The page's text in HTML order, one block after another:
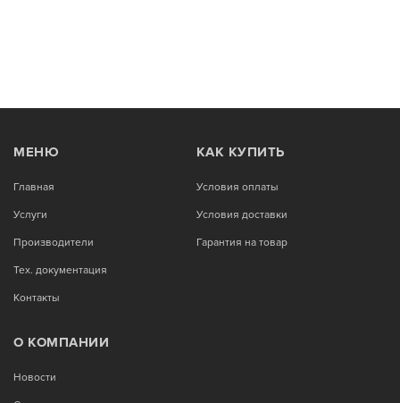
МЕНЮ
Главная
Услуги
Производители
Тех. документация
Контакты
КАК КУПИТЬ
Условия оплаты
Условия доставки
Гарантия на товар
О КОМПАНИИ
Новости